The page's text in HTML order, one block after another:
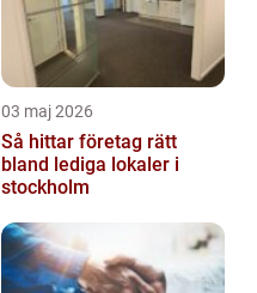
03 maj 2026
Så hittar företag rätt
bland lediga lokaler i
stockholm